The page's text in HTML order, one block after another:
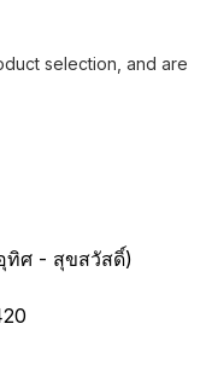
selection, and are
ทิศ - สุขสวัสดิ์)